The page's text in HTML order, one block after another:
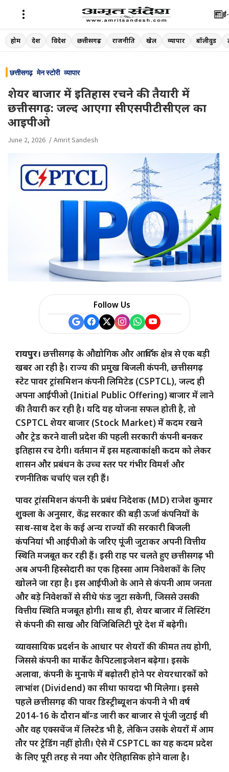
Skip
to
होम देश विदेश छत्तीसगढ़ राजनीति खेल व्यापार बॉलीवुड
छत्तीसगढ़ मेन स्टोरी व्यापार
शेयर बाजार में इतिहास रचने की तैयारी में
छत्तीसगढ़: जल्द आएगा सीएसपीटीसीएल का
आइपीओ
June 2, 2026 Amrit Sandesh
Follow Us
रायपुर। छत्तीसगढ़ के औद्योगिक और आर्थिक क्षेत्र से एक बड़ी
खबर आ रही है। राज्य की प्रमुख बिजली कंपनी, छत्तीसगढ़
स्टेट पावर ट्रांसमिशन कंपनी लिमिटेड (CSPTCL), जल्द ही
अपना आईपीओ (Initial Public Offering) बाजार में लाने
की तैयारी कर रही है। यदि यह योजना सफल होती है, तो
CSPTCL शेयर बाजार (Stock Market) में कदम रखने
और ट्रेड करने वाली प्रदेश की पहली सरकारी कंपनी बनकर
इतिहास रच देगी। वर्तमान में इस महत्वाकांक्षी कदम को लेकर
शासन और प्रबंधन के उच्च स्तर पर गंभीर विमर्श और
रणनीतिक चर्चाएं चल रही हैं।
पावर ट्रांसमिशन कंपनी के प्रबंध निदेशक (MD) राजेश कुमार
शुक्ला के अनुसार, केंद्र सरकार की बड़ी ऊर्जा कंपनियों के
साथ-साथ देश के कई अन्य राज्यों की सरकारी बिजली
कंपनियां भी आईपीओ के जरिए पूंजी जुटाकर अपनी वित्तीय
स्थिति मजबूत कर रही हैं। इसी राह पर चलते हुए छत्तीसगढ़ भी
अब अपनी हिस्सेदारी का एक हिस्सा आम निवेशकों के लिए
खोलने जा रहा है। इस आईपीओ के आने से कंपनी आम जनता
और बड़े निवेशकों से सीधे फंड जुटा सकेगी, जिससे उसकी
वित्तीय स्थिति मजबूत होगी। साथ ही, शेयर बाजार में लिस्टिंग
से कंपनी की साख और विजिबिलिटी पूरे देश में बढ़ेगी।
व्यावसायिक प्रदर्शन के आधार पर शेयरों की कीमत तय होगी,
जिससे कंपनी का मार्केट कैपिटलाइजेशन बढ़ेगा। इसके
अलावा, कंपनी के मुनाफे में बढ़ोतरी होने पर शेयरधारकों को
लाभांश (Dividend) का सीधा फायदा भी मिलेगा। इससे
पहले छत्तीसगढ़ की पावर डिस्ट्रीब्यूशन कंपनी ने भी वर्ष
2014-16 के दौरान बॉन्ड जारी कर बाजार से पूंजी जुटाई थी
और वह एक्सचेंज में लिस्टेड भी है, लेकिन उसके शेयरों में आम
तौर पर ट्रेडिंग नहीं होती। ऐसे में CSPTCL का यह कदम प्रदेश
के लिए पूरी तरह से नया और ऐतिहासिक होने वाला है।